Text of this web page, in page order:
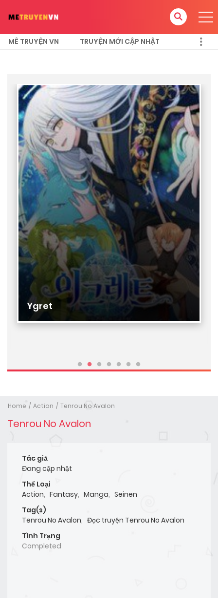
MÊ TRUYỆN VN TRUYỆN MỚI CẬP NHẬT
Ygret
Home Action Tenrou No Avalon
Tenrou No Avalon
Tác giả
Đang cập nhật
Thể Loại
Action, Fantasy, Manga, Seinen
Tag(s)
Tenrou No Avalon, Đọc truyện Tenrou No Avalon
Tình Trạng
Completed